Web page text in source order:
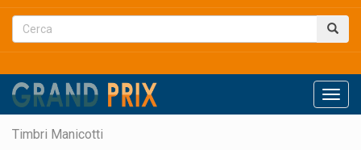
Menu
Timbri Manicotti